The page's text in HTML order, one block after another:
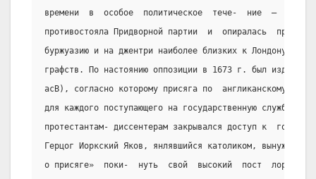
времени  в  особое  политическое  тече-  ние  –
противостояла Придворной партии  и  опиралась  прежде
буржуазию и на джентри наиболее близких к Лондону
графств. По настоянию оппозиции в 1673 г. был издан
асВ), согласно которому присяга по  англиканскому
для каждого поступающего на государственную службу.
протестантам- диссентерам закрывался доступ к
Герцог Иоркский Яков, янлявшийся католиком, вынужден
о присяге»  поки-  нуть  свой  высокий  пост  лорда